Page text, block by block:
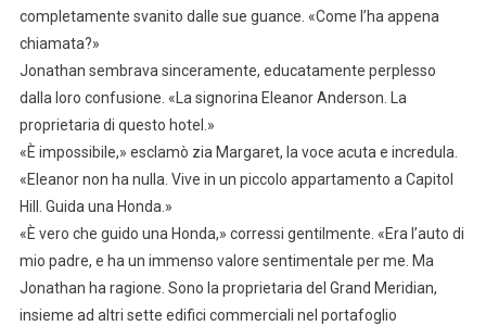
completamente svanito dalle sue guance. «Come l’ha appena
chiamata?»
Jonathan sembrava sinceramente, educatamente perplesso
dalla loro confusione. «La signorina Eleanor Anderson. La
proprietaria di questo hotel.»
«È impossibile,» esclamò zia Margaret, la voce acuta e incredula.
«Eleanor non ha nulla. Vive in un piccolo appartamento a Capitol
Hill. Guida una Honda.»
«È vero che guido una Honda,» corressi gentilmente. «Era l’auto di
mio padre, e ha un immenso valore sentimentale per me. Ma
Jonathan ha ragione. Sono la proprietaria del Grand Meridian,
insieme ad altri sette edifici commerciali nel portafoglio